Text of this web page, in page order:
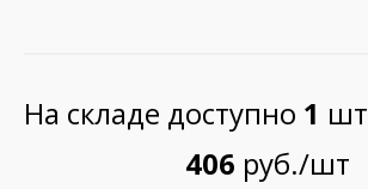
На складе доступно 1 шт
406 руб./шт